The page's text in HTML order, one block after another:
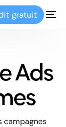
gratuit
Ads
campagnes